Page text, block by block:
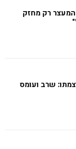
המעצר רק מחזק
שרב ועומס